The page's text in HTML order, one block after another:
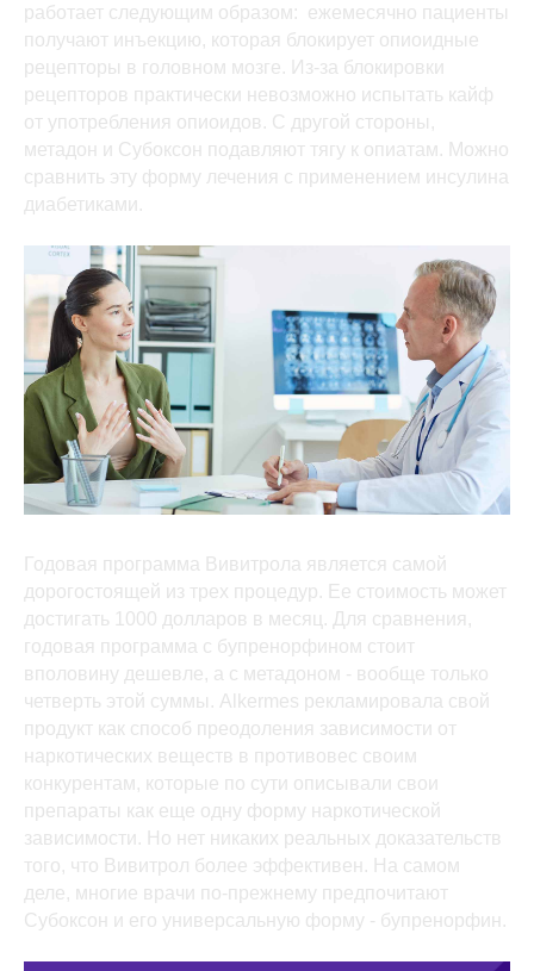
работает следующим образом: ежемесячно пациенты
получают инъекцию, которая блокирует опиоидные
рецепторы в головном мозге. Из-за блокировки
рецепторов практически невозможно испытать кайф
от употребления опиоидов. С другой стороны,
метадон и Субоксон подавляют тягу к опиатам. Можно
сравнить эту форму лечения с применением инсулина
диабетиками.
Годовая программа Вивитрола является самой
дорогостоящей из трех процедур. Ее стоимость может
достигать 1000 долларов в месяц. Для сравнения,
годовая программа с бупренорфином стоит
вполовину дешевле, а с метадоном - вообще только
четверть этой суммы. Alkermes рекламировала свой
продукт как способ преодоления зависимости от
наркотических веществ в противовес своим
конкурентам, которые по сути описывали свои
препараты как еще одну форму наркотической
зависимости. Но нет никаких реальных доказательств
того, что Вивитрол более эффективен. На самом
деле, многие врачи по-прежнему предпочитают
Субоксон и его универсальную форму - бупренорфин.